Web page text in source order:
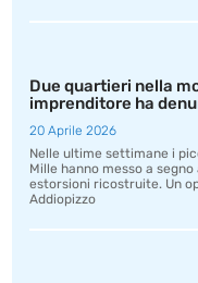
Due quartieri nella
imprenditore ha
20 Aprile 2026
Nelle ultime settimane i
Mille hanno messo a
estorsioni ricostruite. Un
Addiopizzo